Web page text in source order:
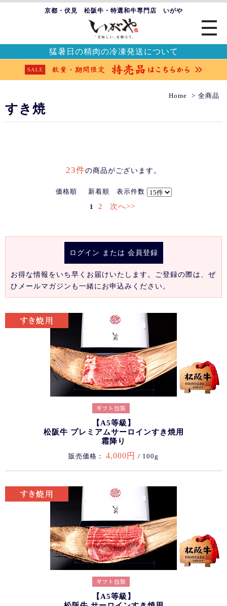
京都・伏見 松阪牛・特選和牛専門店 いがや
猛暑日の精肉の冷凍発送について
Home 全商品
すき焼
23件の商品がございます。
価格順 新着順 表示件数
1 2 次へ>>
ログイン または 会員登録
お得な情報をいち早くお届けいたします。ご登録の際は、ぜ
ひメールマガジンも一緒にお申込みください。
【A5等級】
松阪牛 プレミアムサーロインすき焼用
霜降り
販売価格： 4,000円 / 100g
【A5等級】